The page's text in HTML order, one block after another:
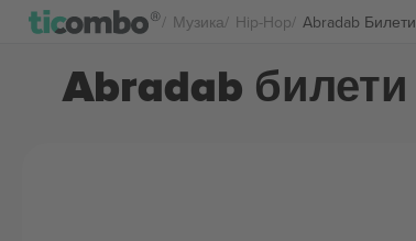
Музика Hip-Hop Abradab Билети
Abradab билети